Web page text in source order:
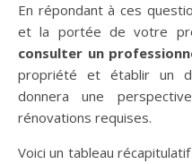
En répondant à ces
et la portée de votre
consulter un
propriété et établir un
donnera une
rénovations requises.
Voici un tableau